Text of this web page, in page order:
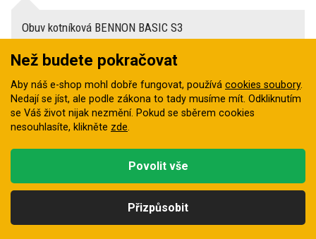
Obuv kotníková BENNON BASIC S3
venkovním i vnitřním…
Skladem
835 Kč
Než budete pokračovat
Aby náš e-shop mohl dobře fungovat, používá cookies soubory.
Nedají se jíst, ale podle zákona to tady musíme mít. Odkliknutím
se Váš život nijak nezmění. Pokud se sběrem cookies
nesouhlasíte, klikněte zde.
Přizpůsobit
Povolit vše